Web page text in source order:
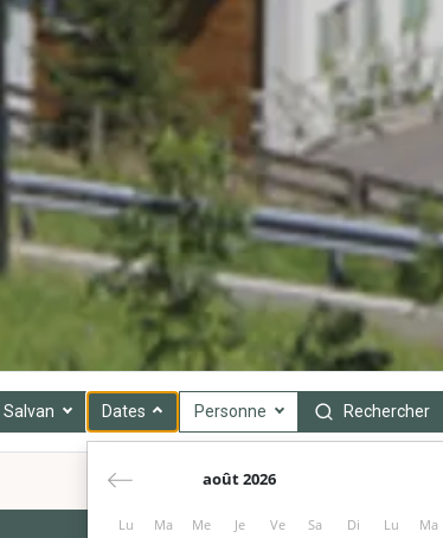
Salvan Dates
août 2026
Lu Ma Me Je Ve Sa Di Lu Ma
Personne Rechercher